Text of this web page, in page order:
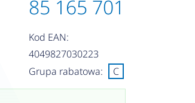
85 165 701
Kod EAN:
4049827030223
Grupa rabatowa:
C